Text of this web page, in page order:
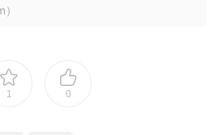
1 0